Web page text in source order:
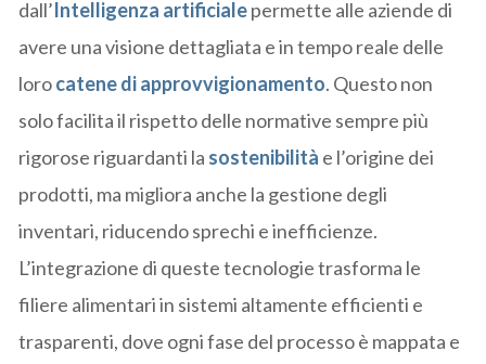
dall’Intelligenza artificialepermette alle aziende di
avere una visione dettagliata e in tempo reale delle
lorocatene di approvvigionamento. Questo non
solo facilita il rispetto delle normative sempre più
rigorose riguardanti la sostenibilità e l’origine dei
prodotti, ma migliora anche la gestione degli
inventari, riducendo sprechi e inefficienze.
L’integrazione di queste tecnologie trasforma le
filiere alimentari in sistemi altamente efficienti e
trasparenti, dove ogni fase del processo è mappata e